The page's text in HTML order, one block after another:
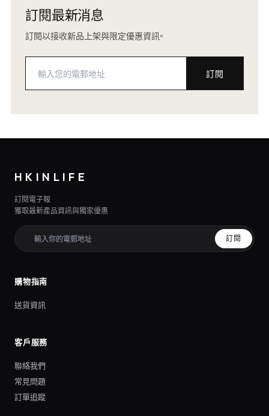
訂閱最新消息
訂閱以接收新品上架與限定優惠資訊。
訂閱
HKINLIFE
訂閱電子報
獲取最新產品資訊與獨家優惠
訂閱
購物指南
送貨資訊
客戶服務
聯絡我們
常見問題
訂單追蹤